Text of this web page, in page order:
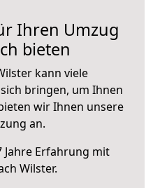
Ihren Umzug
bieten
kann viele
bringen, um Ihnen
wir Ihnen unsere
an.
Jahre Erfahrung mit
Wilster.